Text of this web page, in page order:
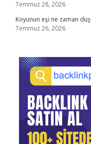
Temmuz 28, 2026
Koyunun eşi ne zaman
Temmuz 26, 2026